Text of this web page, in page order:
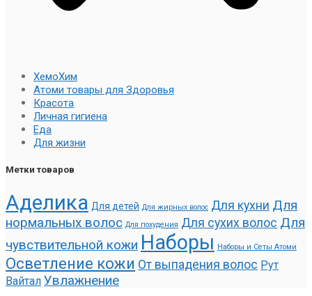
ХемоХим
Атоми товары для Здоровья
Красота
Личная гигиена
Еда
Для жизни
Метки товаров
Аделика Для детей Для жирных волос Для кухни Для
нормальных волос Для похудения Для сухих волос Для
чувствительной кожи Наборы Наборы и Сеты Атоми
Осветление кожи От выпадения волос Рут
Вайтал Увлажнение